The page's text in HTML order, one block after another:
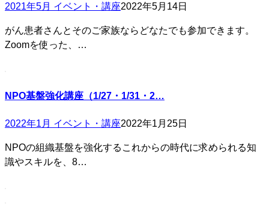
2021年5月 イベント・講座2022年5月14日
がん患者さんとそのご家族ならどなたでも参加できます。
Zoomを使った、…
NPO基盤強化講座（1/27・1/31・2…
2022年1月 イベント・講座2022年1月25日
NPOの組織基盤を強化するこれからの時代に求められる知
識やスキルを、8…